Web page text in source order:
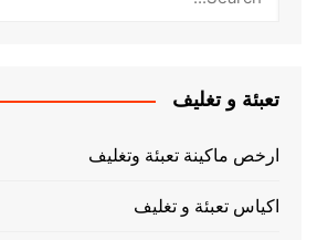
تعبئة و تغليف
ارخص ماكينة تعبئة وتغليف
اكياس تعبئة و تغليف